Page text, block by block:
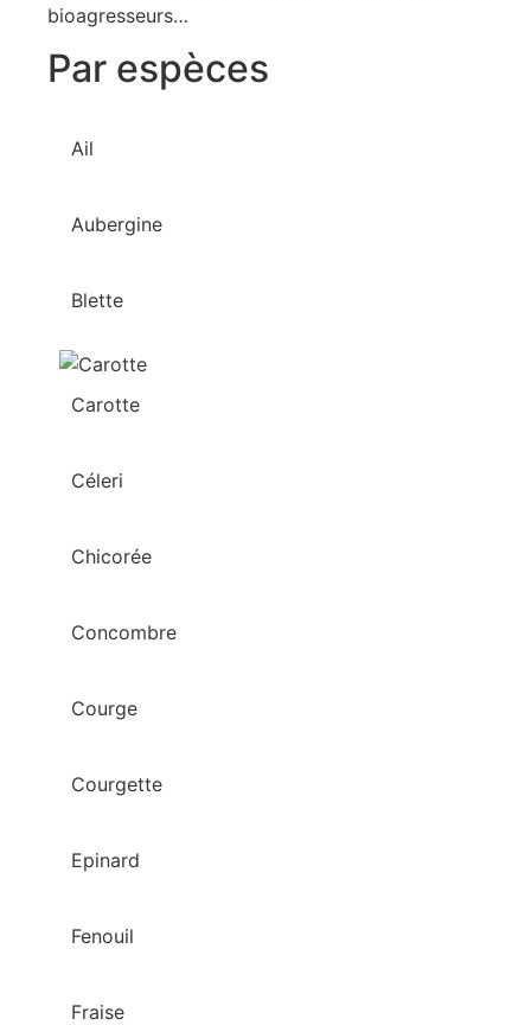
bioagresseurs…
Par espèces
Ail
Aubergine
Blette
Carotte
Céleri
Chicorée
Concombre
Courge
Courgette
Epinard
Fenouil
Fraise